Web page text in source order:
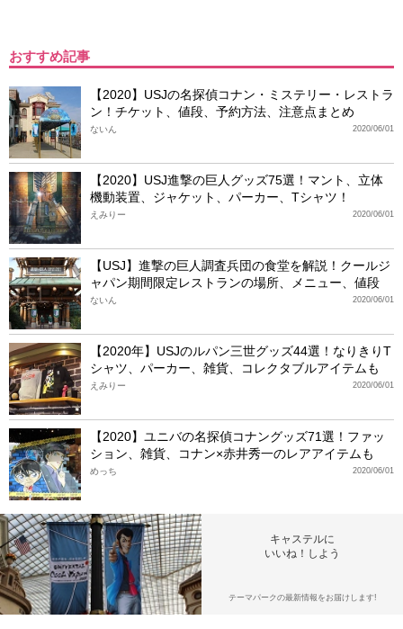
おすすめ記事
【2020】USJの名探偵コナン・ミステリー・レストラ
ン！チケット、値段、予約方法、注意点まとめ
2020/06/01
ないん
【2020】USJ進撃の巨人グッズ75選！マント、立体
機動装置、ジャケット、パーカー、Tシャツ！
2020/06/01
えみりー
【USJ】進撃の巨人調査兵団の食堂を解説！クールジ
ャパン期間限定レストランの場所、メニュー、値段
2020/06/01
ないん
【2020年】USJのルパン三世グッズ44選！なりきりT
シャツ、パーカー、雑貨、コレクタブルアイテムも
2020/06/01
えみりー
【2020】ユニバの名探偵コナングッズ71選！ファッ
ション、雑貨、コナン×赤井秀一のレアアイテムも
2020/06/01
めっち
キャステルに
いいね！しよう
テーマパークの最新情報をお届けします!